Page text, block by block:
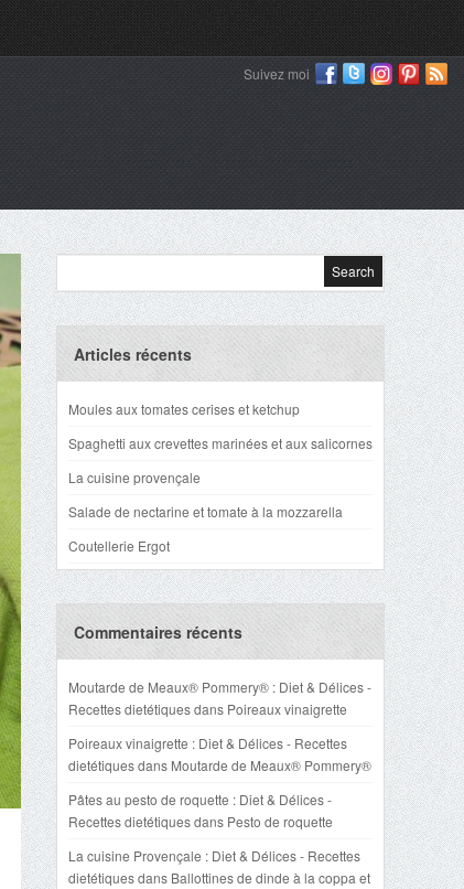
Suivez moi
Articles récents
Moules aux tomates cerises et ketchup
Spaghetti aux crevettes marinées et aux salicornes
La cuisine provençale
Salade de nectarine et tomate à la mozzarella
Coutellerie Ergot
Commentaires récents
Moutarde de Meaux® Pommery® : Diet & Délices -
Recettes dietétiquesdans Poireaux vinaigrette
Poireaux vinaigrette : Diet & Délices - Recettes
dietétiquesdans Moutarde de Meaux® Pommery®
Pâtes au pesto de roquette : Diet & Délices -
Recettes dietétiquesdans Pesto de roquette
La cuisine Provençale : Diet & Délices - Recettes
dietétiquesdans Ballottines de dinde à la coppa et